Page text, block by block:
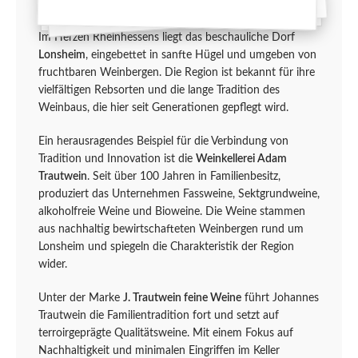
Im Herzen Rheinhessens liegt das beschauliche Dorf
Lonsheim, eingebettet in sanfte Hügel und umgeben von
fruchtbaren Weinbergen. Die Region ist bekannt für ihre
vielfältigen Rebsorten und die lange Tradition des
Weinbaus, die hier seit Generationen gepflegt wird.
Ein herausragendes Beispiel für die Verbindung von
Tradition und Innovation ist die Weinkellerei Adam
Trautwein. Seit über 100 Jahren in Familienbesitz,
produziert das Unternehmen Fassweine, Sektgrundweine,
alkoholfreie Weine und Bioweine. Die Weine stammen
aus nachhaltig bewirtschafteten Weinbergen rund um
Lonsheim und spiegeln die Charakteristik der Region
wider.
Unter der Marke J. Trautwein feine Weine führt Johannes
Trautwein die Familientradition fort und setzt auf
terroirgeprägte Qualitätsweine. Mit einem Fokus auf
Nachhaltigkeit und minimalen Eingriffen im Keller